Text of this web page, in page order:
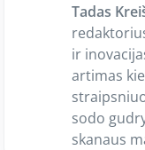
Tadas
ir
artimas
sodo
skanaus